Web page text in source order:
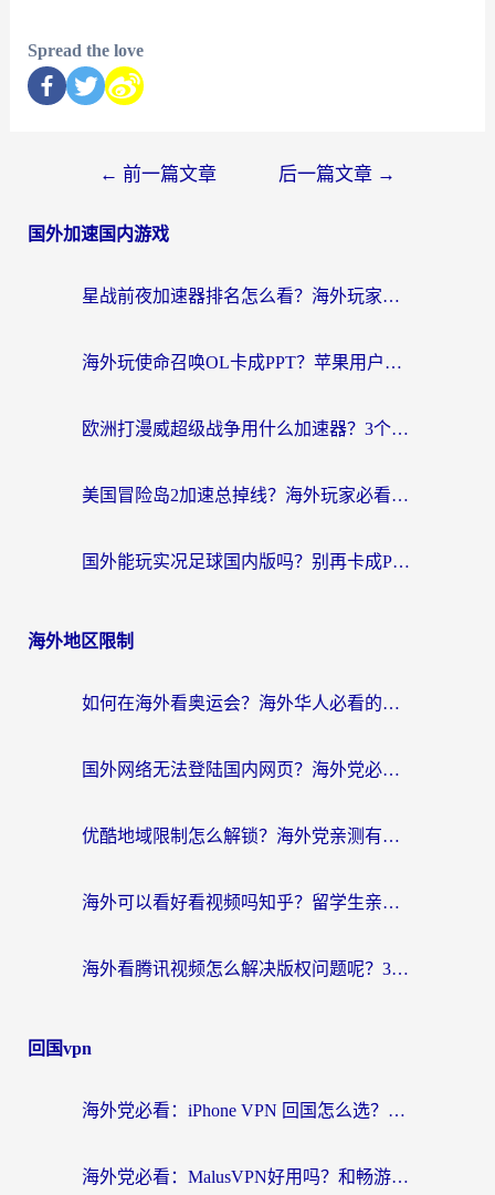
Spread the love
← 前一篇文章 后一篇文章 →
国外加速国内游戏
星战前夜加速器排名怎么看？海外玩家国服游戏畅玩终极指南（附欧洲玩跑跑我的起源解决方案）
海外玩使命召唤OL卡成PPT？苹果用户必看：使命召唤OL国外加速器下载苹果版指南
欧洲打漫威超级战争用什么加速器？3个海外游戏卡顿问题一次解决（附实测推荐）
美国冒险岛2加速总掉线？海外玩家必看的国服游戏加速器选择指南
国外能玩实况足球国内版吗？别再卡成PPT！海外党国服游戏加速全攻略
海外地区限制
如何在海外看奥运会？海外华人必看的体育赛事直播终极指南
国外网络无法登陆国内网页？海外党必看：选对回国加速器实现无缝访问
优酷地域限制怎么解锁？海外党亲测有效的追剧自由指南
海外可以看好看视频吗知乎？留学生亲测有效的回国追剧解决方案
海外看腾讯视频怎么解决版权问题呢？3步让你轻松解锁国内影视自由
回国vpn
海外党必看：iPhone VPN 回国怎么选？一篇搞定无缝访问国内资源
海外党必看：MalusVPN好用吗？和畅游VPN对比哪个回国效果更好？附穿梭飞鱼神龟真实体验